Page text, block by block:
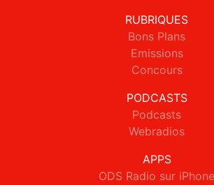
RUBRIQUES
Bons Plans
Emissions
Concours
PODCASTS
Podcasts
Webradios
APPS
ODS Radio sur iPhone